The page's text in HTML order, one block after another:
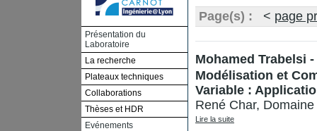
Présentation du
Laboratoire
La recherche
Plateaux techniques
Collaborations
Thèses et HDR
Evénements
Page(s) : < page
Mohamed Trabelsi
Modélisation et
Variable :
René Char,
Lire la suite